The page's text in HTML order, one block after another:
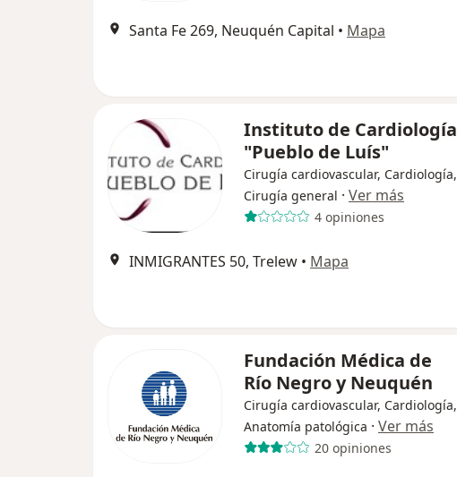
Santa Fe 269, Neuquén Capital • Mapa
Instituto de Cardiología
"Pueblo de Luís"
Cirugía cardiovascular, Cardiología,
Cirugía general · Ver más
4 opiniones
INMIGRANTES 50, Trelew • Mapa
Fundación Médica de
Río Negro y Neuquén
Cirugía cardiovascular, Cardiología,
Anatomía patológica · Ver más
20 opiniones